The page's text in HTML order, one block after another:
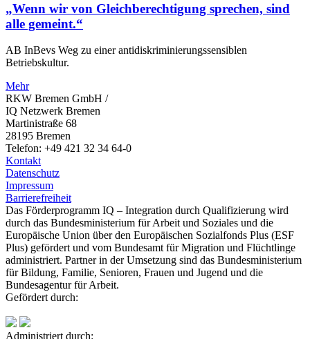
„Wenn wir von Gleichberechtigung sprechen, sind
alle gemeint.“
AB InBevs Weg zu einer antidiskriminierungssensiblen
Betriebskultur.
Mehr
RKW Bremen GmbH /
IQ Netzwerk Bremen
Martinistraße 68
28195 Bremen
Telefon: +49 421 32 34 64-0
Kontakt
Datenschutz
Impressum
Barrierefreiheit
Das Förderprogramm IQ – Integration durch Qualifizierung wird
durch das Bundesministerium für Arbeit und Soziales und die
Europäische Union über den Europäischen Sozialfonds Plus (ESF
Plus) gefördert und vom Bundesamt für Migration und Flüchtlinge
administriert. Partner in der Umsetzung sind das Bundesministerium
für Bildung, Familie, Senioren, Frauen und Jugend und die
Bundesagentur für Arbeit.
Gefördert durch:
Administriert durch: